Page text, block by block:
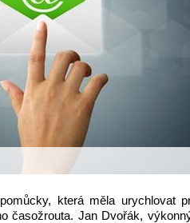
která měla urychlovat
časožrouta. Jan Dvořák,